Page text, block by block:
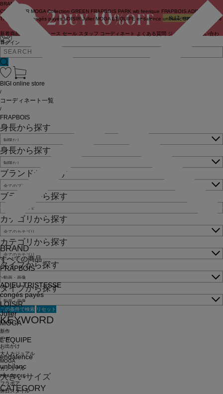
ログイン
BRAND
COUTURIER MOGA Collection GREEN FRAPBOIS PARK wb feerique FRAPBOIS ADIEU
TRISTESSE
congés payés LOISIR Julier MOGA L'EQUIPE endalence unbilanc BIGI online store
新着商品 ニュース セール スタッフ コーディネート よくある質問 ジャーナル
お問い合わ
せ
BRAND
すべての商品
FRAPBOIS
ADIEU TRISTESSE
congés payés
LOISIR
Julier
MOGA
L'EQUIPE
endalence
unbilanc
大きいサイズ
CATEGORY
BIGI online store
/
コーディネート一覧
/
FRAPBOIS
身長から探す
身長から探す
ブランドから探す
ブランドから探す
カテゴリから探す
カテゴリから探す
タイプから探す
タイプから探す
この条件で検索 リセット
KEYWORD
新作
モガ
お出かけ
大人カジュアル
MOGA
カジュアル
FRAPBOIS
フラボア
休日スタイル